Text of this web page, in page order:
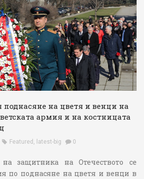
поднасяне на цветя и венци на
армия и на костницата
Featured , latest-big 0
защитника на Отечеството се
по поднасяне на цветя и венци в